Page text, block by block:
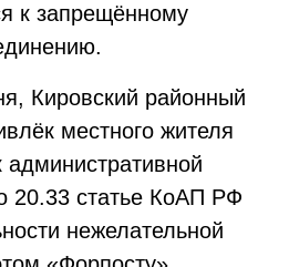
к запрещённому
Кировский районный
местного жителя
20.33 статье КоАП РФ
нежелательной